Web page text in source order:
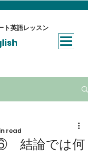
ト​英語レッスン
結論では何
read